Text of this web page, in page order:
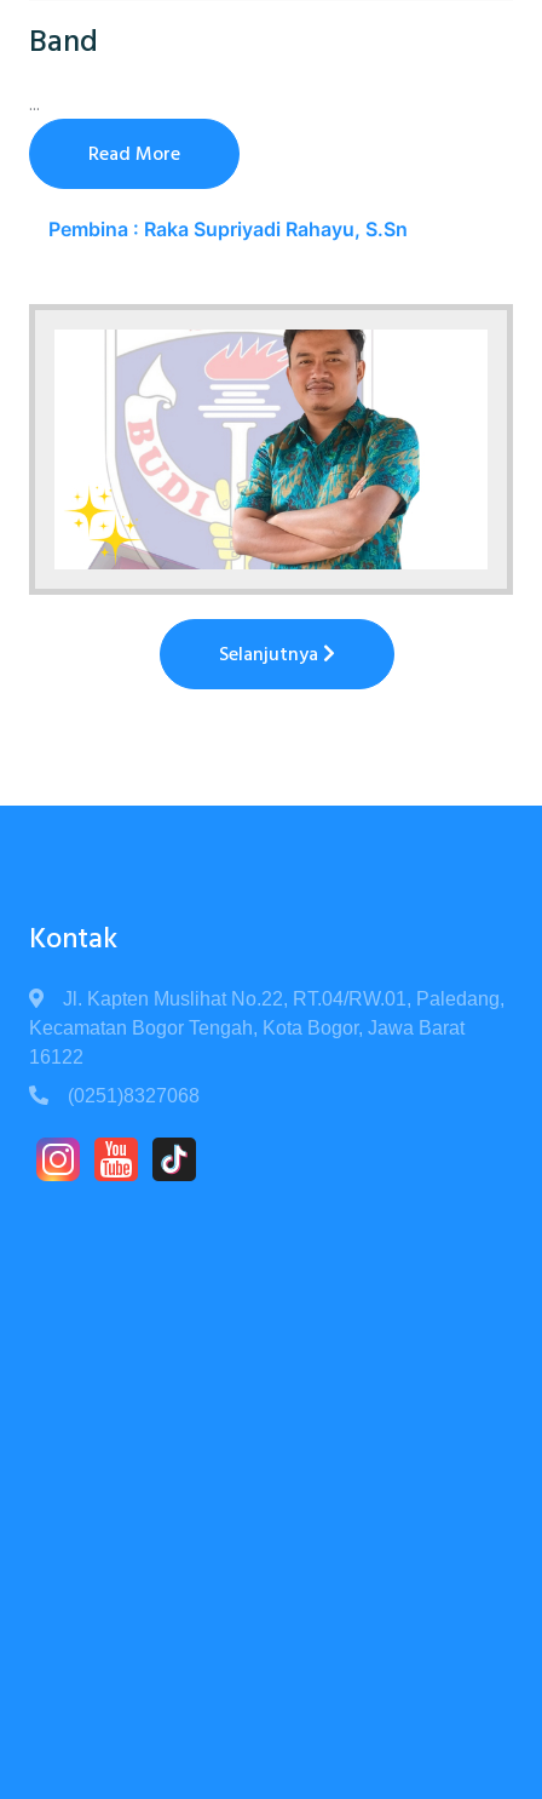
Band
...
Read More
Pembina : Raka Supriyadi Rahayu, S.Sn
Selanjutnya
Kontak
Jl. Kapten Muslihat No.22, RT.04/RW.01, Paledang,
Kecamatan Bogor Tengah, Kota Bogor, Jawa Barat
16122
(0251)8327068